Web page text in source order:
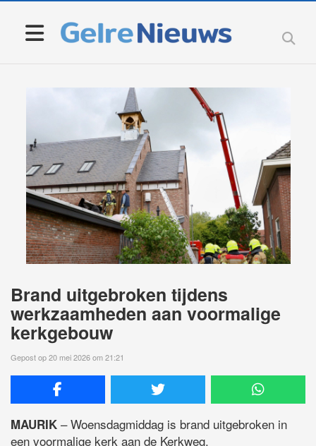
Brand uitgebroken tijdens
werkzaamheden aan voormalige
kerkgebouw
Gepost op 20 mei 2026 om 21:21
MAURIK – Woensdagmiddag is brand uitgebroken in
een voormalige kerk aan de Kerkweg.